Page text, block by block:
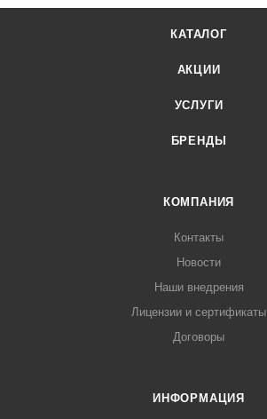
КАТАЛОГ
АКЦИИ
УСЛУГИ
БРЕНДЫ
КОМПАНИЯ
Контакты
Новости
Наши внедрения
Лицензии и сертификаты
Договоры
ИНФОРМАЦИЯ